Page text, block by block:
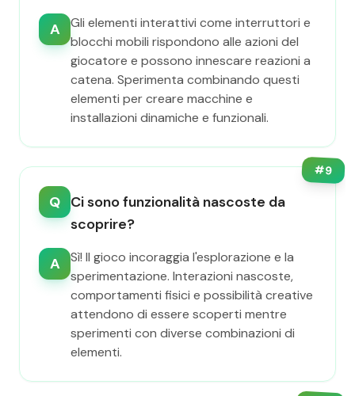
A
Gli elementi interattivi come interruttori e
blocchi mobili rispondono alle azioni del
giocatore e possono innescare reazioni a
catena. Sperimenta combinando questi
elementi per creare macchine e
installazioni dinamiche e funzionali.
#9
Q Ci sono funzionalità nascoste da
scoprire?
A
Sì! Il gioco incoraggia l'esplorazione e la
sperimentazione. Interazioni nascoste,
comportamenti fisici e possibilità creative
attendono di essere scoperti mentre
sperimenti con diverse combinazioni di
elementi.